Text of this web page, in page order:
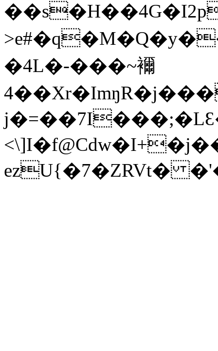
�4L�-���~襧
ezU{�7�ZRVt�